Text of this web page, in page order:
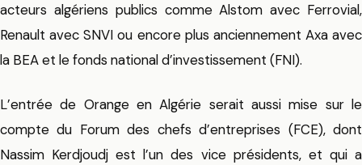
acteurs algériens publics comme Alstom avec Ferrovial,
Renault avec SNVI ou encore plus anciennement Axa avec
la BEA et le fonds national d’investissement (FNI).
L’entrée de Orange en Algérie serait aussi mise sur le
compte du Forum des chefs d’entreprises (FCE), dont
Nassim Kerdjoudj est l’un des vice présidents, et qui a